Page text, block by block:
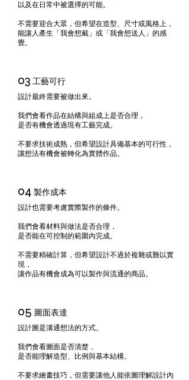
以及在日常中被選擇的可能。
不需要迎合大眾，但希望在造型、尺寸或風格上，
能讓人產生「我會想戴」或「我會想送人」的感
覺。
03 工藝可行
設計最終需要被做出來。
我們會看作品在結構與組成上是否合理，
是否有機會透過現有工藝完成。
不要求技術成熟，但希望設計具備基本的可行性，
讓想法有機會被轉化為實體作品。
04 製作成本
設計也需要考慮實際製作的條件。
我們會看材料與做法是否合理，
是否能在可控制的範圍內完成。
不需要精確計算，但希望設計不過於複雜或難以實
現，
讓作品有機會成為可以製作與流通的商品。
05 圖面表達
設計圖是溝通想法的方式。
我們會看圖面是否清楚，
是否能理解造型、比例與基本結構。
不要求繪畫技巧，但需要讓他人能依圖理解設計內